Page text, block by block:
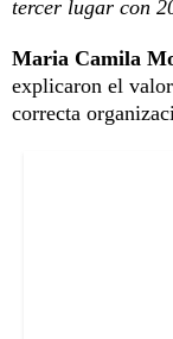
tercer lugar con
Maria Camila
explicaron el
correcta